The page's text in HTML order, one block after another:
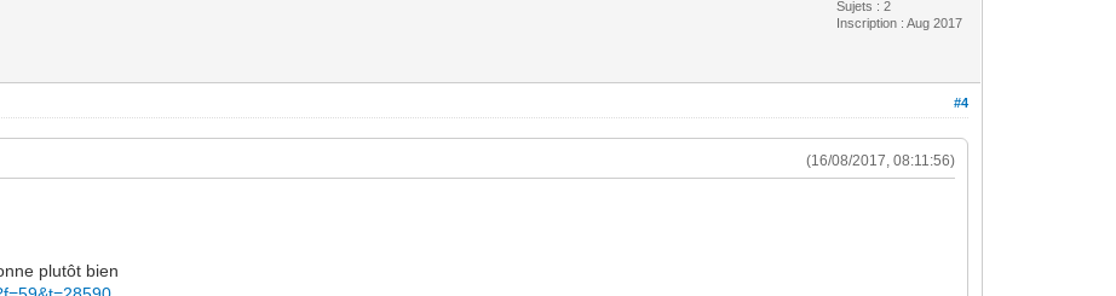
Sujets : 2
Inscription : Aug 2017
#4
(16/08/2017, 08:11:56)
plutôt bien